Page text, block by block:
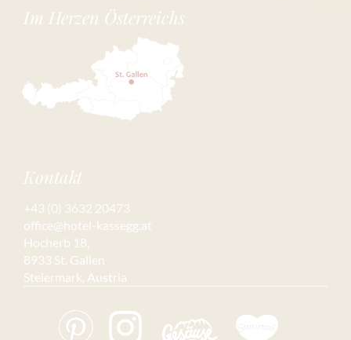
Im Herzen Österreichs
Kontakt
+43 (0) 3632 20473
office@hotel-kassegg.at
Hocherb 18,
8933 St. Gallen
Steiermark, Austria